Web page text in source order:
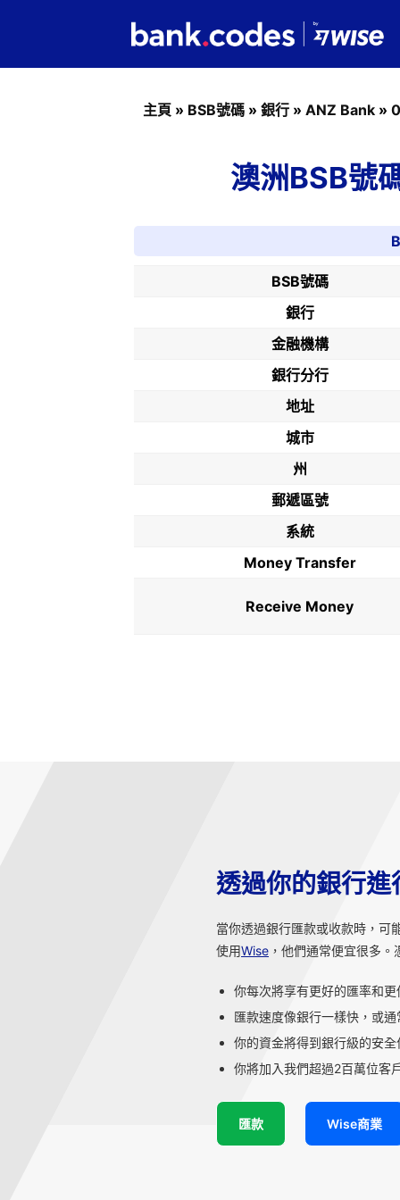
主頁 » BSB號碼 » 銀行 » ANZ Bank »
澳洲BSB號
BSB號碼
銀行
金融機構
銀行分行
地址
城市
州
郵遞區號
系統
Money Transfer
Receive Money
透過你的銀行
當你透過銀行匯款或收款時，可
使用Wise ，他們通常便宜很多
你每次將享有更好的匯率和
匯款速度像銀行一樣快，或
你的資金將得到銀行級的安全
你將加入我們超過2百萬位客
匯款 Wise商業